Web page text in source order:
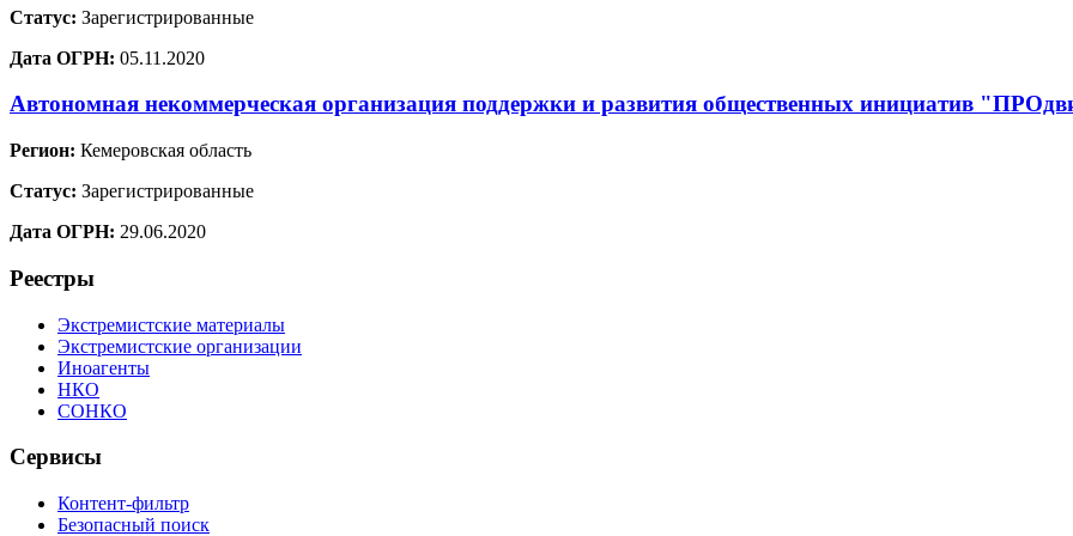
Статус: Зарегистрированные
Дата ОГРН: 05.11.2020
Автономная некоммерческая организация поддержки и развития общественных инициатив
Регион: Кемеровская область
Статус: Зарегистрированные
Дата ОГРН: 29.06.2020
Реестры
Экстремистские материалы
Экстремистские организации
Иноагенты
НКО
СОНКО
Сервисы
Контент-фильтр
Безопасный поиск